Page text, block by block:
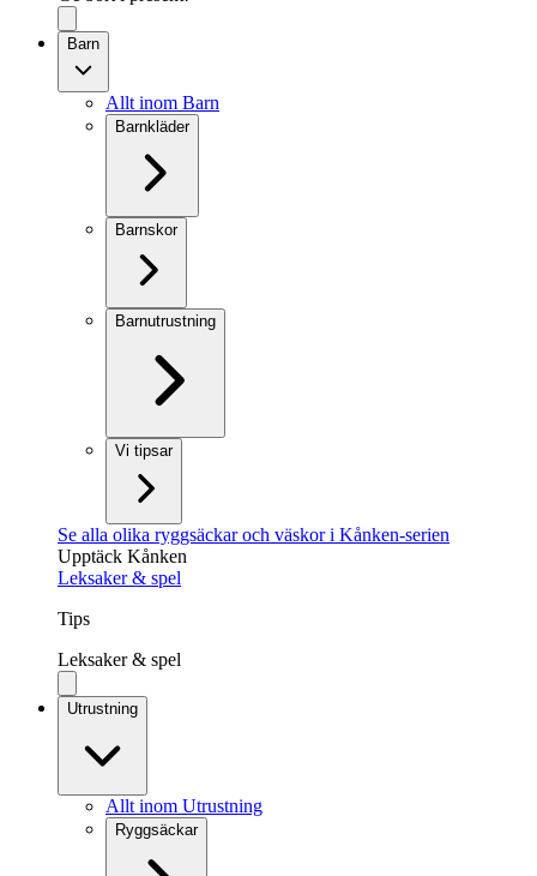
Barn
Allt inom Barn
Barnkläder
Barnskor
Barnutrustning
Vi tipsar
Se alla olika ryggsäckar och väskor i Kånken-serien
Upptäck Kånken
Leksaker & spel
Tips
Leksaker & spel
Utrustning
Allt inom Utrustning
Ryggsäckar